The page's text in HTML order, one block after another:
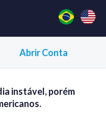
Abrir Conta
instável, porém